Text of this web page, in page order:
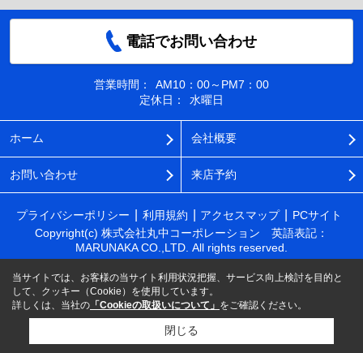
電話でお問い合わせ
営業時間：
AM10：00～PM7：00
定休日：
水曜日
ホーム 会社概要
お問い合わせ 来店予約
プライバシーポリシー 利用規約 アクセスマップ
PCサイト
Copyright(c) 株式会社丸中コーポレーション 英語表記：
MARUNAKA CO.,LTD. All rights reserved.
当サイトでは、お客様の当サイト利用状況把握、サービス向上検討を目的と
して、クッキー（Cookie）を使用しています。
詳しくは、当社の 「Cookieの取扱いについて」 をご確認ください。
閉じる